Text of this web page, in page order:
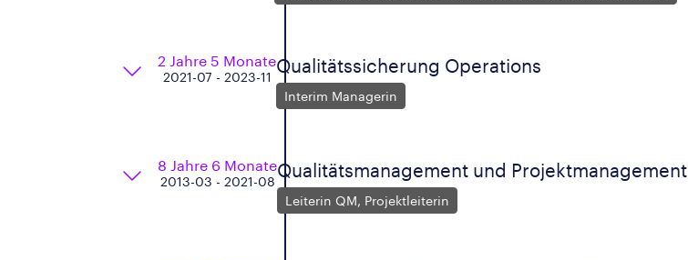
2 Jahre 5 Monate
2021-07 - 2023-11
Qualitätssicherung Operations
Interim Managerin
8 Jahre 6 Monate
2013-03 - 2021-08
Qualitätsmanagement und Projektmanagement
Leiterin QM, Projektleiterin